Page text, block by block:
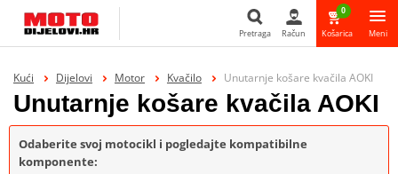
Pretraga
Pretraga Račun
0
Košarica Meni
Kući Dijelovi Motor Kvačilo Unutarnje košare kvačila AOKI
Unutarnje košare kvačila AOKI
Odaberite svoj motocikl i pogledajte kompatibilne
komponente: